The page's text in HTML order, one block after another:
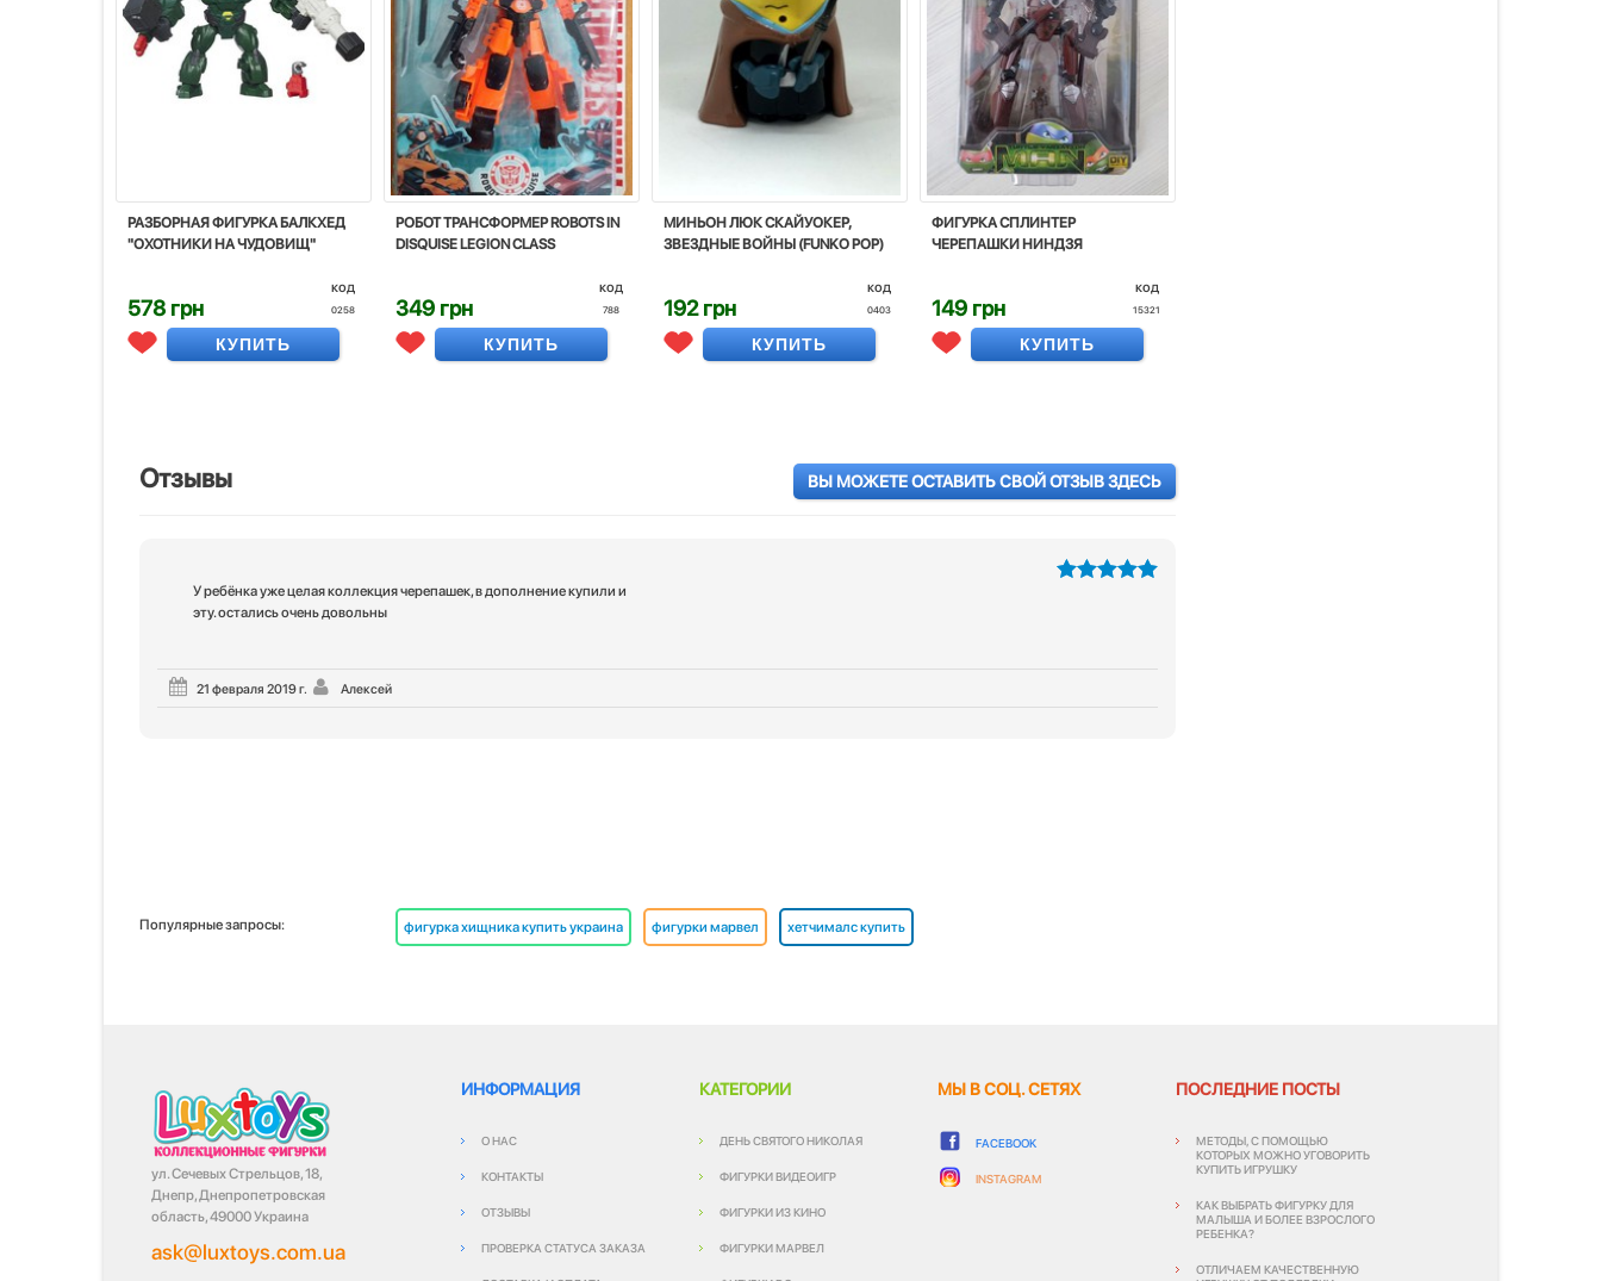
РАЗБОРНАЯ ФИГУРКА БАЛКХЕД
"ОХОТНИКИ НА ЧУДОВИЩ"
578 грн
код
0258
КУПИТЬ
РОБОТ ТРАНСФОРМЕР ROBOTS IN
DISQUISE LEGION CLASS
349 грн
код
788
КУПИТЬ
МИНЬОН ЛЮК СКАЙУОКЕР,
ЗВЕЗДНЫЕ ВОЙНЫ (FUNKO POP)
192 грн
код
0403
КУПИТЬ
ФИГУРКА СПЛИНТЕР
ЧЕРЕПАШКИ НИНДЗЯ
149 грн
код
15321
КУПИТЬ
Отзывы ВЫ МОЖЕТЕ ОСТАВИТЬ СВОЙ ОТЗЫВ ЗДЕСЬ
У ребёнка уже целая коллекция черепашек, в дополнение купили и
эту. остались очень довольны
21 февраля 2019 г. Алексей
Популярные запросы: фигурка хищника купить украина фигурки марвел хетчималс купить
ул. Сечевых Стрельцов, 18,
Днепр, Днепропетровская
область, 49000 Украина
ask@luxtoys.com.ua
ИНФОРМАЦИЯ
О НАС
КОНТАКТЫ
ОТЗЫВЫ
ПРОВЕРКА СТАТУСА ЗАКАЗА
КАТЕГОРИИ
ДЕНЬ СВЯТОГО НИКОЛАЯ
ФИГУРКИ ВИДЕОИГР
ФИГУРКИ ИЗ КИНО
ФИГУРКИ МАРВЕЛ
МЫ В СОЦ. СЕТЯХ
FACEBOOK
INSTAGRAM
ПОСЛЕДНИЕ ПОСТЫ
МЕТОДЫ, С ПОМОЩЬЮ
КОТОРЫХ МОЖНО УГОВОРИТЬ
КУПИТЬ ИГРУШКУ
КАК ВЫБРАТЬ ФИГУРКУ ДЛЯ
МАЛЫША И БОЛЕЕ ВЗРОСЛОГО
РЕБЕНКА?
ОТЛИЧАЕМ КАЧЕСТВЕННУЮ